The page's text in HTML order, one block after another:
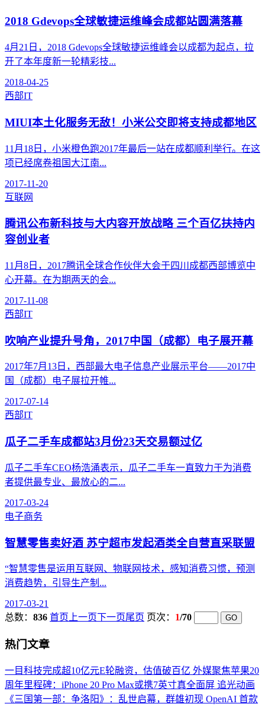
2018 Gdevops全球敏捷运维峰会成都站圆满落幕
4月21日，2018 Gdevops全球敏捷运维峰会以成都为起点，拉
开了本年度新一轮精彩技...
2018-04-25
西部IT
MIUI本土化服务无敌！小米公交即将支持成都地区
11月18日，小米橙色跑2017年最后一站在成都顺利举行。在这
项已经席卷祖国大江南...
2017-11-20
互联网
腾讯公布新科技与大内容开放战略 三个百亿扶持内
容创业者
11月8日，2017腾讯全球合作伙伴大会于四川成都西部博览中
心开幕。在为期两天的会...
2017-11-08
西部IT
吹响产业提升号角，2017中国（成都）电子展开幕
2017年7月13日，西部最大电子信息产业展示平台——2017中
国（成都）电子展拉开帷...
2017-07-14
西部IT
瓜子二手车成都站3月份23天交易额过亿
瓜子二手车CEO杨浩涌表示，瓜子二手车一直致力于为消费
者提供最专业、最放心的二...
2017-03-24
电子商务
智慧零售卖好酒 苏宁超市发起酒类全自营直采联盟
“智慧零售是运用互联网、物联网技术，感知消费习惯，预测
消费趋势，引导生产制...
2017-03-21
总数： 836 首页 上一页下一页尾页 页次： 1/70
热门文章
一目科技完成超10亿元E轮融资，估值破百亿 外媒聚焦苹果20
周年里程碑：iPhone 20 Pro Max或携7英寸真全面屏 追光动画
《三国第一部：争洛阳》：乱世启幕，群雄初现 OpenAI 首款